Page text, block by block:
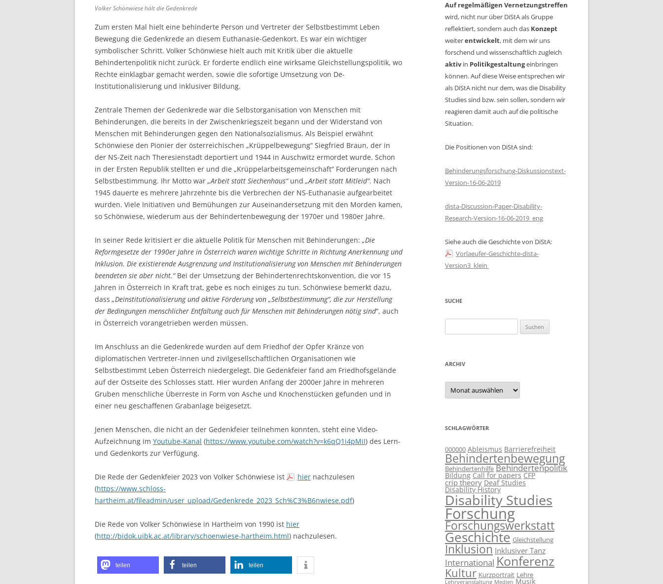
BEHINDERTENVERTRAUENSPERSONEN
ZU INKLUSION IM KONTEXT VON
WISSENSCHAFT & UNIVERSITÄT
KOPP-SIXT, SILVIA MARIA:
AKTEURSNETZWERKE ALS
REFLEXIONSINSTRUMENT
LIST, VALERIE SOPHIE: ABLEISM
SENSIBLE LEHRE AN
REPRODUKTIVE
GENETISCHE BERATUNG IN DER
TAUTTER, VANESSA: DISABILITY
GESCHICHTE ÖSTERREICH
Volker Schönwiese hält die Gedenkrede
Zum ersten Mal hielt eine behinderte Person und Vertreter der Selbstbestimmt Leben
Bewegung die Gedenkrede an diesem Euthanasie-Gedenkort. Es war ein wichtiger
symbolischer Schritt. Volker Schönwiese hielt auch mit Kritik über die aktuelle
Behindertenpolitik nicht zurück. Er forderte endlich eine wirksame Gleichstellungspolitik, wo
Rechte einklagbar gemacht werden, sowie die sofortige Umsetzung von De-
Institutionalisierung und inklusiver Bildung.
Zentrale Themen der Gedenkrede war die Selbstorganisation von Menschen mit
Behinderungen, die bereits in der Zwischenkriegszeit begann und der Widerstand von
Menschen mit Behinderungen gegen den Nationalsozialismus. Als Beispiel erwähnt
Schönwiese den Pionier der österreichischen „Krüppelbewegung“ Siegfried Braun, der in
der NS-Zeit nach Theresienstadt deportiert und 1944 in Auschwitz ermordet wurde. Schon
in der Ersten Republik stellten er und die „Krüppelarbeitsgemeinschaft“ Forderungen nach
Selbstbestimmung. Ihr Motto war „Arbeit statt Siechenhaus“und „Arbeit statt Mitleid“. Nach
1945 dauerte es mehrere Jahrzehnte bis die Verbrechen der NS-Euthanasie aufgearbeitet
wurden. Viele Initiativen und Bemühungen zur Auseinandersetzung mit den Morden kamen,
so Schönwiese, wiederum aus der Behindertenbewegung der 1970er und 1980er Jahre.
In seiner Rede kritisiert er die aktuelle Politik für Menschen mit Behinderungen: „Die
Reformgesetze der 1990er Jahre in Österreich waren wichtige Schritte in Richtung Anerkennung und
Inklusion. Die existierende Ausgrenzung und Institutionalisierung von Menschen mit Behinderungen
beendeten sie aber nicht.“ Bei der Umsetzung der Behindertenrechtskonvention, die vor 15
Jahren in Österreich in Kraft trat, gebe es noch einiges zu tun. Schönwiese bemerkt dazu,
dass „Deinstitutionalisierung und aktive Förderung von „Selbstbestimmung“, die zur Herstellung
der Bedingungen menschlicher Entfaltung auch für Menschen mit Behinderungen nötig sind“, auch
in Österreich vorangetrieben werden müssen.
Im Anschluss an die Gedenkrede wurden auf dem Friedhof der Opfer Kränze von
diplomatischen Vertreter-innen und zivilgesellschaftlichen Organisationen wie
Selbstbestimmt Leben Österreich niedergelegt. Die Gedenkfeier fand am Friedhofsgelände
auf der Ostseite des Schlosses statt. Hier wurden Anfang der 2000er Jahre in mehreren
Gruben menschliche Überreste in Form von Asche und Knochenstücken gefunden und in
einer neu geschaffenen Grabanlage beigesetzt.
Jenen Menschen, die nicht an der Gedenkfeier teilnehmen konnten, steht eine Video-
Aufzeichnung im Youtube-Kanal (https://www.youtube.com/watch?v=k6qQ1i4pMiI) des Lern-
und Gedenkorts zur Verfügung.
Die Rede der Gedenkfeier 2023 von Volker Schönwiese ist hier nachzulesen
(https://www.schloss-
hartheim.at/fileadmin/user_upload/Gedenkrede_2023_Sch%C3%B6nwiese.pdf)
Die Rede von Volker Schönwiese in Hartheim von 1990 ist hier
(http://bidok.uibk.ac.at/library/schoenwiese-hartheim.html) nachzulesen.
teilen teilen teilen
Auf regelmäßigen Vernetzungstreffen
wird, nicht nur über DiStA als Gruppe
reflektiert, sondern auch das Konzept
weiterentwickelt, mit dem wir uns
forschend und wissenschaftlich zugleich
aktivin Politikgestaltungeinbringen
können. Auf diese Weise entsprechen wir
als DiStA nicht nur dem, was die Disability
Studies sind bzw. sein sollen, sondern wir
reagieren damit auch auf die politische
Situation.
Die Positionen von DiStA sind:
Behinderungsforschung-Diskussionstext-
Version-16-06-2019
dista-Discussion-Paper-Disability-
Research-Version-16-06-2019_eng
Siehe auch die Geschichte von DiStA:
Vorlaeufer-Geschichte-dista-
Version3_klein
SUCHE
nach:
ARCHIV
Archiv
SCHLAGWÖRTER
000000 Ableismus Barrierefreiheit
Behindertenbewegung
Behindertenhilfe Behindertenpolitik
Bildung Call for papers CFP
crip theory Deaf Studies
Disability History
Disability Studies
Forschung
Forschungswerkstatt
Geschichte Gleichstellung
Inklusion Inklusiver Tanz
International Konferenz
Kultur Kurzportrait Lehre
Lehrveranstaltung Medien Musik